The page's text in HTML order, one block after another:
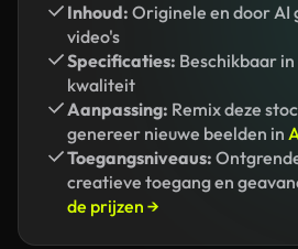
Inhoud: Originele en door AI
video's
Specificaties: Beschikbaar
kwaliteit
Aanpassing: Remix deze
genereer nieuwe beelden in
Toegangsniveaus:
creatieve toegang en
de prijzen →